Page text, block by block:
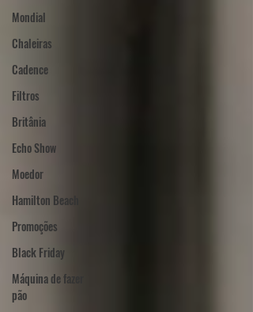
Mondial
Chaleiras
Cadence
Filtros
Britânia
Echo Show
Moedor
Hamilton Beach
Promoções
Black Friday
Máquina de fazer
pão